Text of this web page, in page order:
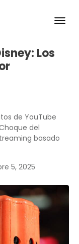
Los
de YouTube
del
basado
5, 2025